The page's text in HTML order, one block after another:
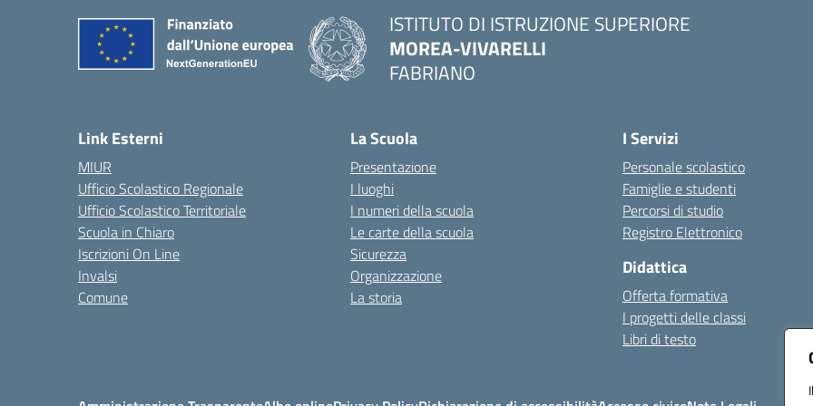
ISTITUTO DI ISTRUZIONE SUPERIORE
MOREA-VIVARELLI
FABRIANO
Link Esterni
MIUR
Ufficio Scolastico Regionale
Ufficio Scolastico Territoriale
Scuola in Chiaro
Iscrizioni On Line
Invalsi
Comune
La Scuola
Presentazione
I luoghi
I numeri della scuola
Le carte della scuola
Sicurezza
Organizzazione
La storia
I Servizi
Personale scolastico
Famiglie e studenti
Percorsi di studio
Registro Elettronico
Didattica
Offerta formativa
I progetti delle classi
Libri di testo